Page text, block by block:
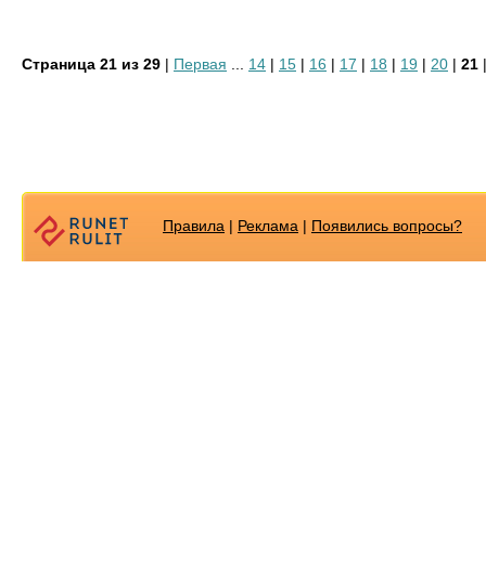
Страница 21 из 29 | Первая 14 | 15 | 16 | 17 | 18 | 19 | 20 | 21
Правила | Реклама | Появилиcь вопросы?